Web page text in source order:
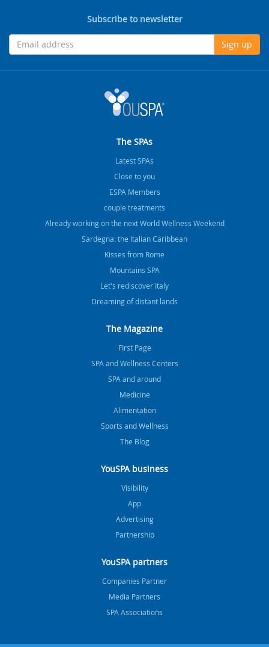
Subscribe to newsletter
Sign up
The SPAs
Latest SPAs
Close to you
ESPA Members
couple treatments
Already working on the next World Wellness Weekend
Sardegna: the Italian Caribbean
Kisses from Rome
Mountains SPA
Let's rediscover Italy
Dreaming of distant lands
The Magazine
FIrst Page
SPA and Wellness Centers
SPA and around
Medicine
Alimentation
Sports and Wellness
The Blog
YouSPA business
Visibility
App
Advertising
Partnership
YouSPA partners
Companies Partner
Media Partners
SPA Associations